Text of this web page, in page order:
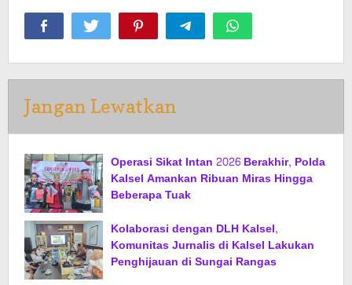
Jangan Lewatkan
Operasi Sikat Intan 2026 Berakhir, Polda
Kalsel Amankan Ribuan Miras Hingga
Beberapa Tuak
Kolaborasi dengan DLH Kalsel,
Komunitas Jurnalis di Kalsel Lakukan
Penghijauan di Sungai Rangas